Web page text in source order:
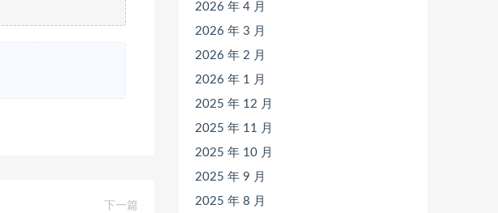
下一篇
2026 年 4 月
2026 年 3 月
2026 年 2 月
2026 年 1 月
2025 年 12 月
2025 年 11 月
2025 年 10 月
2025 年 9 月
2025 年 8 月